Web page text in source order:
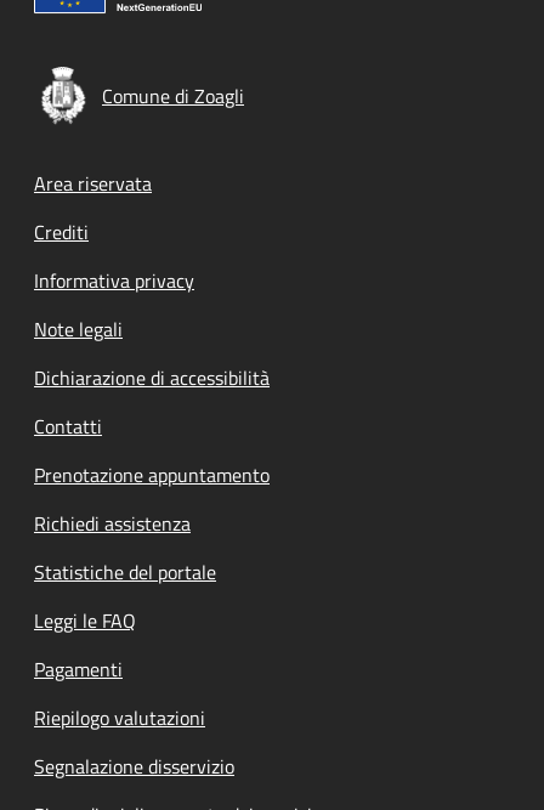
Comune di Zoagli
Footer menu
Area riservata
Crediti
Informativa privacy
Note legali
Dichiarazione di accessibilità
Contatti
Prenotazione appuntamento
Richiedi assistenza
Statistiche del portale
Leggi le FAQ
Pagamenti
Riepilogo valutazioni
Segnalazione disservizio